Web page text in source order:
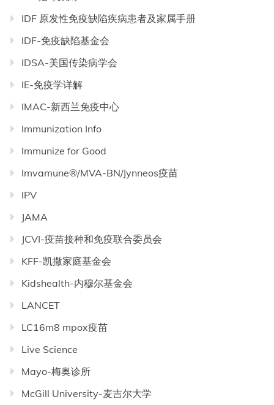
IDF 原发性免疫缺陷疾病患者及家属手册
IDF-免疫缺陷基金会
IDSA-美国传染病学会
IE-免疫学详解
IMAC-新西兰免疫中心
Immunization Info
Immunize for Good
Imvamune®/MVA-BN/Jynneos疫苗
IPV
JAMA
JCVI-疫苗接种和免疫联合委员会
KFF-凯撒家庭基金会
Kidshealth-内穆尔基金会
LANCET
LC16m8 mpox疫苗
Live Science
Mayo-梅奥诊所
McGill University-麦吉尔大学